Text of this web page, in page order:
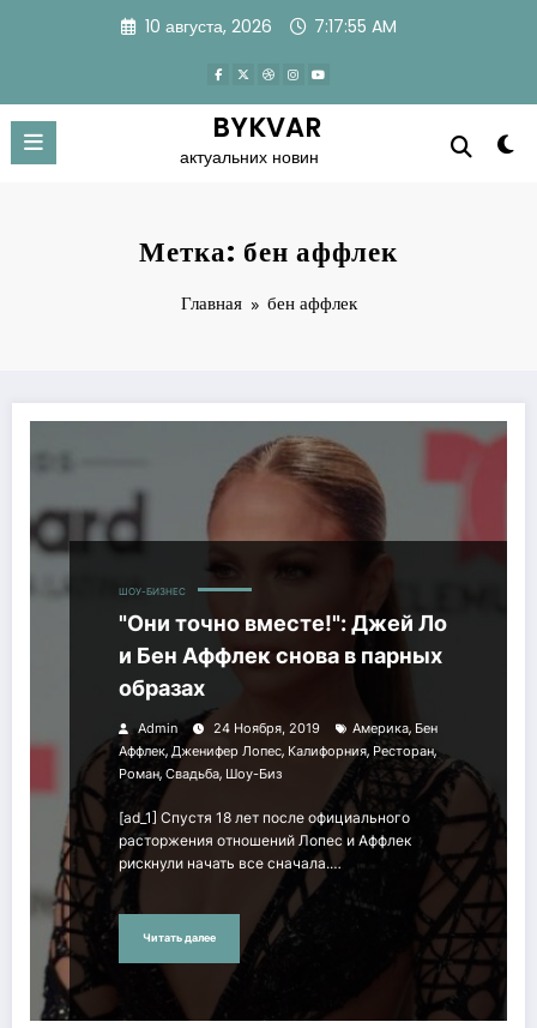
10 августа, 2026 7:17:56 AM
BYKVAR
актуальних новин
Метка: бен аффлек
Главная бен аффлек
ШОУ-БИЗНЕС
"Они точно вместе!": Джей Ло
и Бен Аффлек снова в парных
образах
Admin 24 Ноября, 2019 Америка, Бен
Аффлек, Дженифер Лопес, Калифорния, Ресторан,
Роман, Свадьба, Шоу-Биз
[ad_1] Спустя 18 лет после официального
расторжения отношений Лопес и Аффлек
рискнули начать все сначала.…
Читать далее